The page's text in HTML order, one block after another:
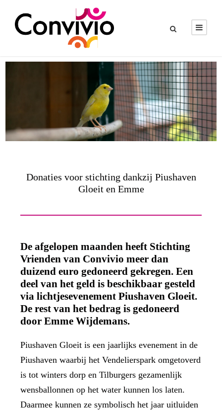
Donaties voor stichting dankzij Piushaven
Gloeit en Emme
De afgelopen maanden heeft Stichting
Vrienden van Convivio meer dan
duizend euro gedoneerd gekregen. Een
deel van het geld is beschikbaar gesteld
via lichtjesevenement Piushaven Gloeit.
De rest van het bedrag is gedoneerd
door Emme Wijdemans.
Piushaven Gloeit is een jaarlijks evenement in de
Piushaven waarbij het Vendelierspark omgetoverd
is tot winters dorp en Tilburgers gezamenlijk
wensballonnen op het water kunnen los laten.
Daarmee kunnen ze symbolisch het jaar uitluiden